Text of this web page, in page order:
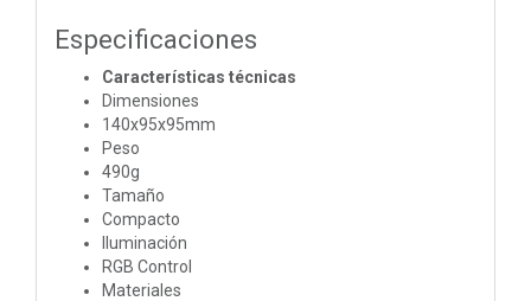
Especificaciones
Características técnicas
Dimensiones
140x95x95mm
Peso
490g
Tamaño
Compacto
Iluminación
RGB Control
Materiales